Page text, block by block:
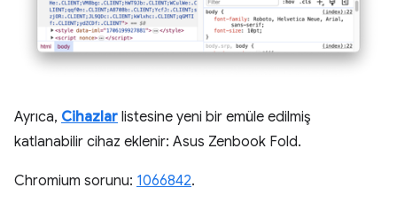
Ayrıca, Cihazlar listesine yeni bir emüle edilmiş
katlanabilir cihaz eklenir: Asus Zenbook Fold.
Chromium sorunu: 1066842.